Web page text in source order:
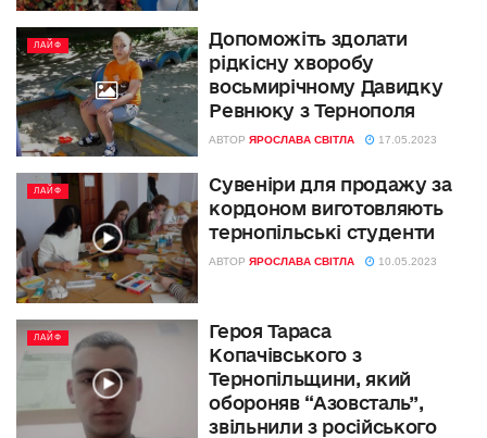
ЛАЙФ
Допоможіть здолати
рідкісну хворобу
восьмирічному Давидку
Ревнюку з Тернополя
АВТОР ЯРОСЛАВА СВІТЛА 17.05.2023
ЛАЙФ
Сувеніри для продажу за
кордоном виготовляють
тернопільські студенти
АВТОР ЯРОСЛАВА СВІТЛА 10.05.2023
ЛАЙФ
Героя Тараса
Копачівського з
Тернопільщини, який
обороняв “Азовсталь”,
звільнили з російського